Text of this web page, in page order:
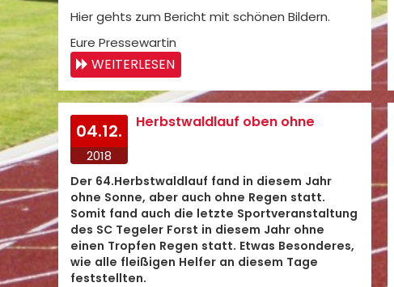
Hier gehts zum Bericht mit schönen Bildern.
Eure Pressewartin
WEITERLESEN
04.12.
2018
Herbstwaldlauf oben ohne
Der 64.Herbstwaldlauf fand in diesem Jahr
ohne Sonne, aber auch ohne Regen statt.
Somit fand auch die letzte Sportveranstaltung
des SC Tegeler Forst in diesem Jahr ohne
einen Tropfen Regen statt. Etwas Besonderes,
wie alle fleißigen Helfer an diesem Tage
feststellten.